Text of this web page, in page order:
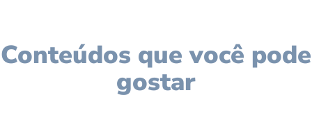
Conteúdos que você pode
gostar